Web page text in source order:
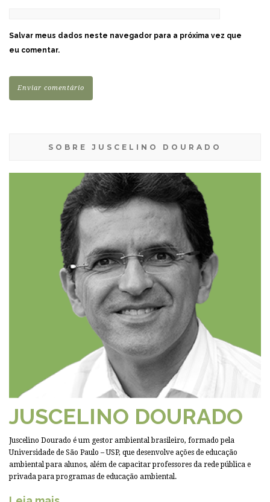
Salvar meus dados neste navegador para a próxima vez que
eu comentar.
SOBRE JUSCELINO DOURADO
JUSCELINO DOURADO
Juscelino Dourado é um gestor ambiental brasileiro, formado pela
Universidade de São Paulo – USP, que desenvolve ações de educação
ambiental para alunos, além de capacitar professores da rede pública e
privada para programas de educação ambiental.